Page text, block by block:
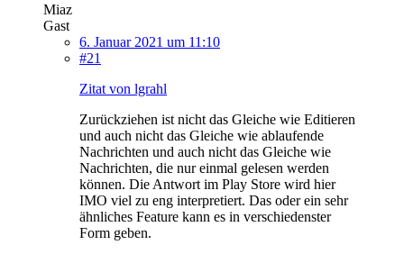
Miaz
Gast
6. Januar 2021 um 11:10
#21
Zitat von lgrahl
Zurückziehen ist nicht das Gleiche wie Editieren
und auch nicht das Gleiche wie ablaufende
Nachrichten und auch nicht das Gleiche wie
Nachrichten, die nur einmal gelesen werden
können. Die Antwort im Play Store wird hier
IMO viel zu eng interpretiert. Das oder ein sehr
ähnliches Feature kann es in verschiedenster
Form geben.